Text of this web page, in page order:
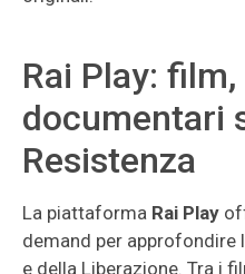
Rai Play:
documentari
Resistenza
La piattaforma Rai Play
demand per approfondire
e della Liberazione. Tra i